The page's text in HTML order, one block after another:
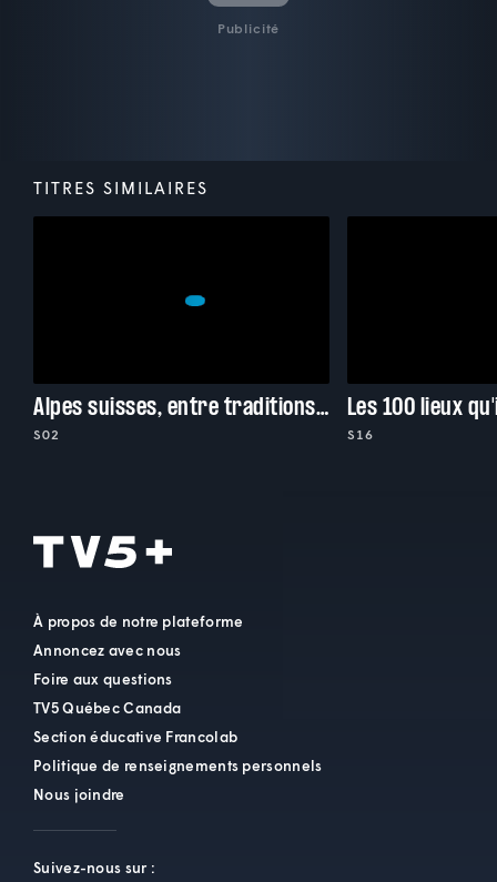
Publicité
TITRES SIMILAIRES
Alpes suisses, entre traditions et superstitions
S02
Les 100 lieux
S16
À propos de notre plateforme
Annoncez avec nous
Foire aux questions
TV5 Québec Canada
Section éducative Francolab
Politique de renseignements personnels
Nous joindre
Suivez-nous sur :